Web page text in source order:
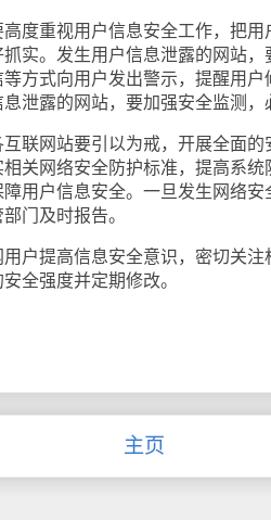
重视用户信息安全工作，把用
实。发生用户信息泄露的网站
方式向用户发出警示，提醒用
泄露的网站，要加强安全监测，
网站要引以为戒，开展全面的
关网络安全防护标准，提高系
用户信息安全。一旦发生网络
门及时报告。
提高信息安全意识，密切关注
全强度并定期修改。
主页